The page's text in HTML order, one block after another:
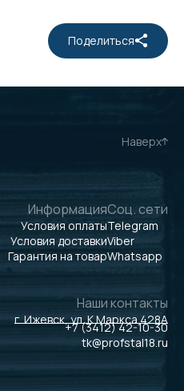
Поделиться
Наверх
Информация
Условия оплаты
Условия доставки
Гарантия на товар
Соц. сети
Telegram
Viber
Whatsapp
Наши контакты
г. Ижевск, ул. К.Маркса 428А
+7 (3412) 42-10-30
tk@profstal18.ru